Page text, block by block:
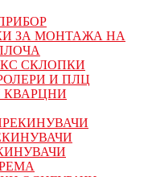
ЗА МОНТАЖА НА
СКЛОПКИ
И ПЛЦ